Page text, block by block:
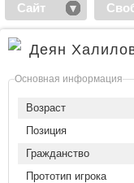
Сайт
Деян
Основная информация
Возраст
Позиция
Гражданство
Прототип игрока